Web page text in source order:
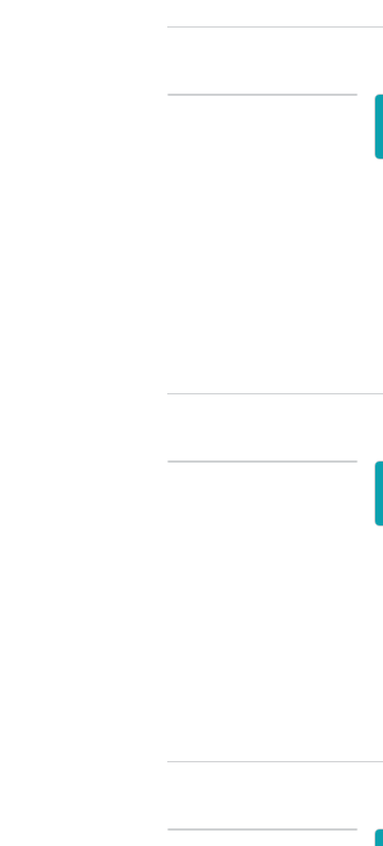
Lecteur audio
Lecteur audio
Lecteur audio